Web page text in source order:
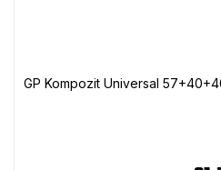
GP Kompozit Universal